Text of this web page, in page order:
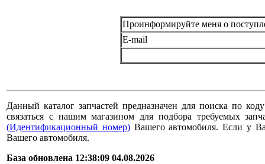
Проинформируйте меня о
E-mail
Данный каталог запчастей предназначен для поиска по
связаться с нашим магазином для подбора требуемых
(Идентификационный номер)Вашего автомобиля. Если у
Вашего автомобиля.
База обновлена 12:38:09 04.08.2026